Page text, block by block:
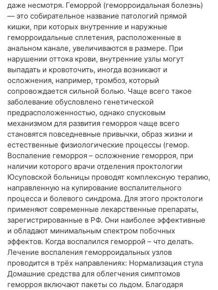
даже несмотря. Геморрой (геморроидальная болезнь)
— это собирательное название патологий прямой
кишки, при которых внутренние и наружные
геморроидальные сплетения, расположенные в
анальном канале, увеличиваются в размере. При
нарушении оттока крови, внутренние узлы могут
выпадать и кровоточить, иногда возникают и
осложнения, например, тромбоз, который
сопровождается сильной болью. Чаще всего такое
заболевание обусловлено генетической
предрасположенностью, однако спусковым
механизмом для развития геморроя чаще всего
становятся повседневные привычки, образ жизни и
естественные физиологические процессы (гемор.
Воспаление геморроя – осложнение геморроя, при
наличии которого врачи отделения проктологии
Юсуповской больницы проводят комплексную терапию,
направленную на купирование воспалительного
процесса и болевого синдрома. Для этого проктологи
применяют современные лекарственные препараты,
зарегистрированные в РФ. Они наиболее эффективные
и обладают минимальным спектром побочных
эффектов. Когда воспалился геморрой – что делать.
Лечение воспаления геморроидальных узлов
проводится в трёх направлениях: Нормализация стула
Домашние средства для облегчения симптомов
геморроя включают пакеты со льдом. Благодаря